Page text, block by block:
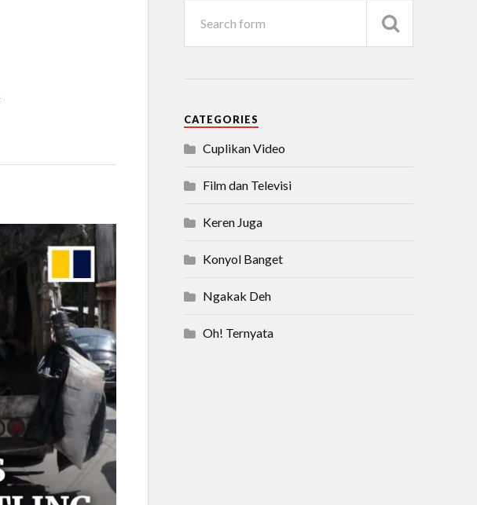
CATEGORIES
Cuplikan Video
Film dan Televisi
Keren Juga
Konyol Banget
Ngakak Deh
Oh! Ternyata